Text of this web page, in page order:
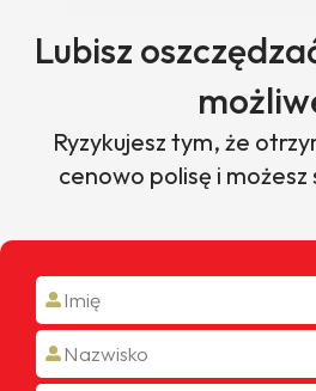
Lubisz
Ryzykujesz tym, że
cenowo polisę i